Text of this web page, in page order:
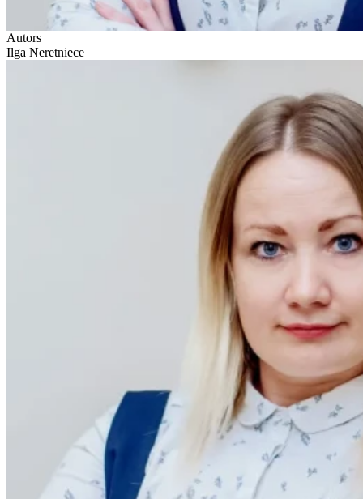
Autors
Ilga Neretniece